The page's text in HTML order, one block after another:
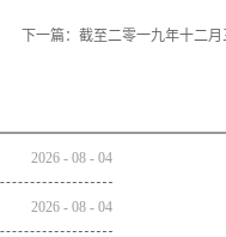
下一篇： 截至二零一九年十二
2026 - 08 - 04
2026 - 08 - 04